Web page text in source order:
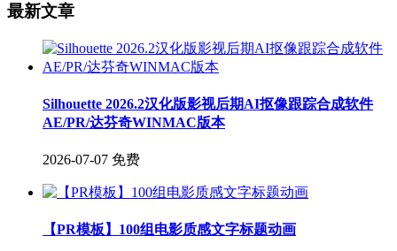
最新文章
Silhouette 2026.2汉化版影视后期AI抠像跟踪合成软件
AE/PR/达芬奇WINMAC版本
2026-07-07 免费
【PR模板】100组电影质感文字标题动画